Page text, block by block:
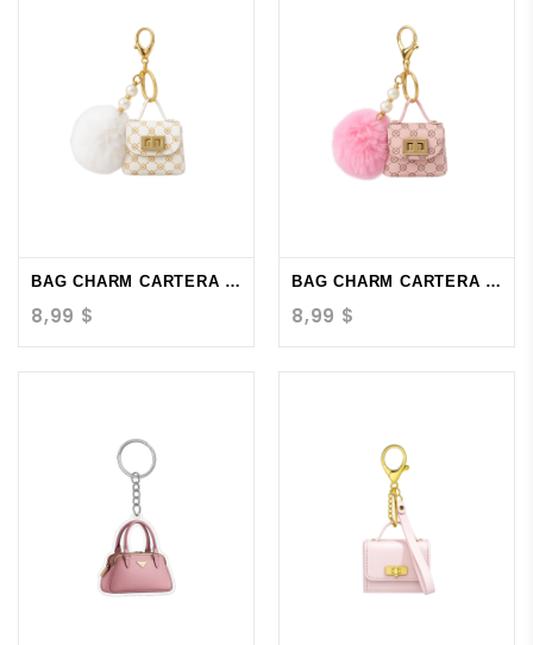
BAG CHARM CARTERA BEIGE
8,99 $
BAG CHARM CARTERA ROSADA
8,99 $